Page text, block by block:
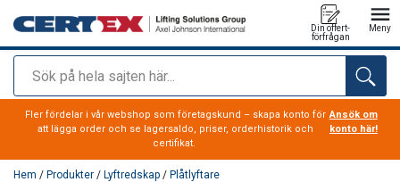
Sök
Din offert-
förfrågan
Meny
tillagd i varukorg
Fler fördelar i vår webshop som företagskund – skapa konto för
att lägga order och se lagersaldo, priser, orderhistorik och
certifikat.
Ansök om
konto här!
Hem / Produkter / Lyftredskap / Plåtlyftare